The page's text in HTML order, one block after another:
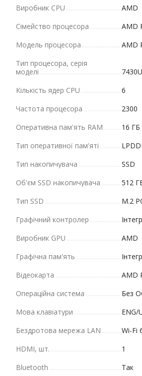
Виробник CPU
AMD
Сімейство процесора
AMD
Модель процесора
AMD
Тип процесора, серія
моделі
7430U
Кількість ядер CPU
6
Частота процесора
2300
Оперативна пам'ять RAM
16 ГБ
Тип оперативної пам'яті
Тип накопичувача
SSD
Об'єм SSD накопичувача
512
Тип SSD
M.2
Графічний контролер
Виробник GPU
AMD
Графічна пам'ять
Відеокарта
AMD
Операційна система
Без
Мова клавіатури
ENG/
Бездротова мережа LAN
Wi-Fi
HDMI, шт.
1
Bluetooth
Так